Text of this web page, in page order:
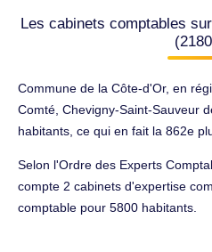
Les cabinets comptables
Commune de la Côte-d'Or, en
Comté, Chevigny-Saint-Sauveur
habitants, ce qui en fait la 862e
Selon l'Ordre des Experts
compte 2 cabinets d'expertise
comptable pour 5800 habitants.